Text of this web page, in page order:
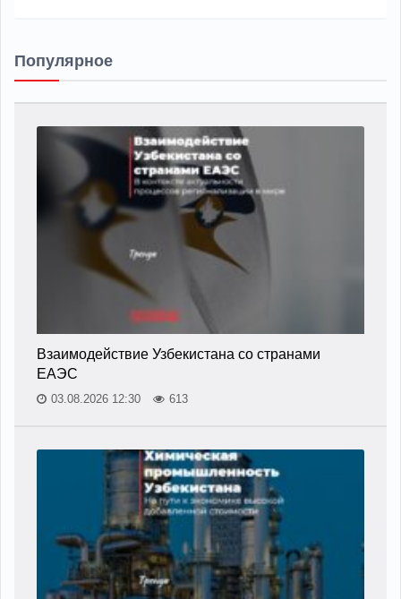
Популярное
Взаимодействие Узбекистана со странами
ЕАЭС
03.08.2026 12:30 613